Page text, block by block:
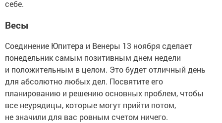
себе.
Весы
Соединение Юпитера и Венеры 13 ноября сделает
понедельник самым позитивным днем недели
и положительным в целом. Это будет отличный день
для абсолютно любых дел. Посвятите его
планированию и решению основных проблем, чтобы
все неурядицы, которые могут прийти потом,
не значили для вас ровным счетом ничего.